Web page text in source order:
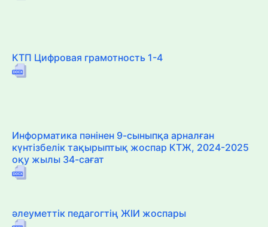
КТП Цифровая грамотность 1-4
Информатика пәнінен 9-сыныпқа арналған
күнтізбелік тақырыптық жоспар КТЖ, 2024-2025
оқу жылы 34-сағат
әлеуметтік педагогтің ЖІИ жоспары